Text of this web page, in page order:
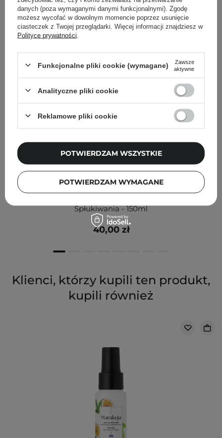
Inni klienci sprawdzali również
Spłukiwania - 150ml
40,00 zł
Klienci, którzy kupili ten produkt,
kupili również
danych (poza wymaganymi danymi funkcjonalnymi). Zgodę
możesz wycofać w dowolnym momencie poprzez usunięcie
ciasteczek z Twojej przeglądarki. Więcej informacji znajdziesz w
Polityce prywatności
Funkcjonalne pliki cookie (wymagane)
Zawsze
aktywne
Analityczne pliki cookie
Reklamowe pliki cookie
POTWIERDZAM WYMAGANE
POTWIERDZAM WSZYSTKIE